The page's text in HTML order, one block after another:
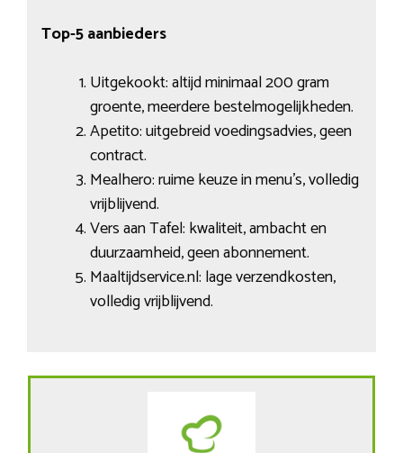
Top-5 aanbieders
Uitgekookt: altijd minimaal 200 gram
groente, meerdere bestelmogelijkheden.
Apetito: uitgebreid voedingsadvies, geen
contract.
Mealhero: ruime keuze in menu’s, volledig
vrijblijvend.
Vers aan Tafel: kwaliteit, ambacht en
duurzaamheid, geen abonnement.
Maaltijdservice.nl: lage verzendkosten,
volledig vrijblijvend.